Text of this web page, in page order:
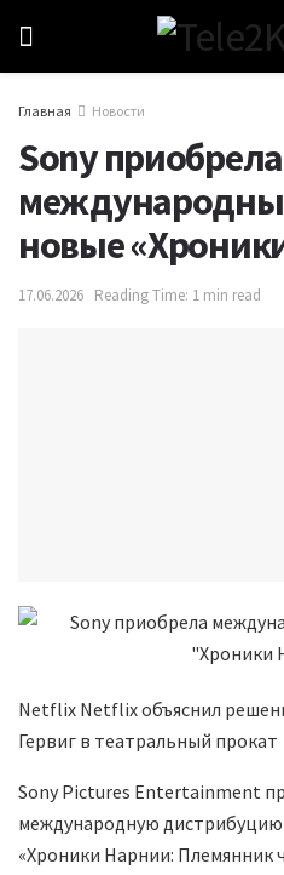
Главная Новости
Sony приобрела
новые
17.06.2026 Reading Time: 1 min read
Netflix Netflix объяснил
Гервиг в театральный прокат
Sony Pictures Entertainment
международную
«Хроники Нарнии: Племянник